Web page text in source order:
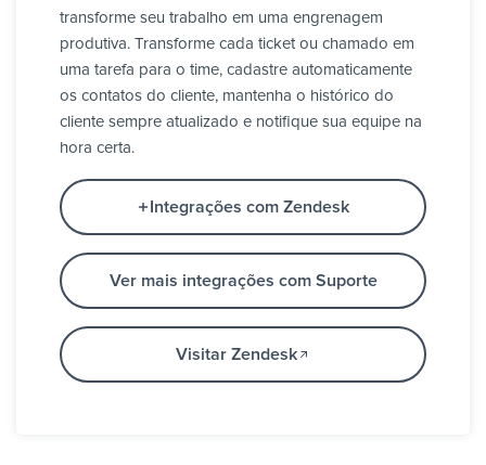
transforme seu trabalho em uma engrenagem
produtiva. Transforme cada ticket ou chamado em
uma tarefa para o time, cadastre automaticamente
os contatos do cliente, mantenha o histórico do
cliente sempre atualizado e notifique sua equipe na
hora certa.
Integrações com Zendesk
Ver mais integrações com Suporte
Visitar Zendesk